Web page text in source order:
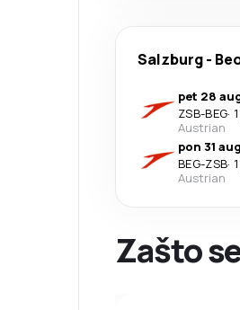
Salzburg-
pet 28
ZSB-BEG·
Austrian
pon 31 aug
BEG-ZSB·
Austrian
Zašto